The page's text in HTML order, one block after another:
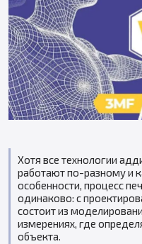
Хотя все технологии
работают по-разному и
особенности, процесс
одинаково: с
состоит из
измерениях, где
объекта.